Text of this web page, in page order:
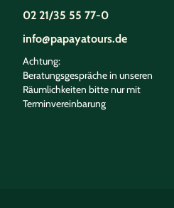
02 21/35 55 77-0
info@papayatours.de
Achtung:
Beratungsgespräche in unseren
Räumlichkeiten bitte nur mit
Terminvereinbarung